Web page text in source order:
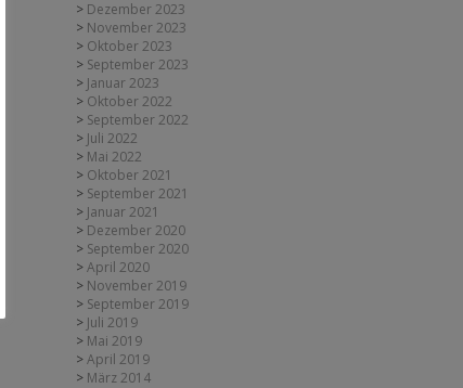
Dezember 2023
November 2023
Oktober 2023
September 2023
Januar 2023
Oktober 2022
September 2022
Juli 2022
Mai 2022
Oktober 2021
September 2021
Januar 2021
Dezember 2020
September 2020
April 2020
November 2019
September 2019
Juli 2019
Mai 2019
April 2019
März 2014